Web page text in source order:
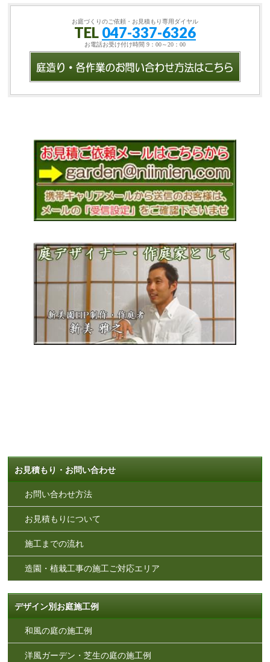
お庭づくりのご依頼・お見積もり専用ダイヤル
TEL 047-337-6326
お電話お受け付け時間 9：00～20：00
お見積もり・お問い合わせ
お問い合わせ方法
お見積もりについて
施工までの流れ
造園・植栽工事の施工ご対応エリア
デザイン別お庭施工例
和風の庭の施工例
洋風ガーデン・芝生の庭の施工例